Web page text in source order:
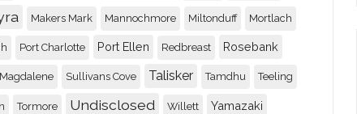
Makers Mark Mannochmore Miltonduff Mortlach
Port Charlotte Port Ellen Redbreast Rosebank
Sullivans Cove Talisker Tamdhu Teeling
Tormore Undisclosed Willett Yamazaki